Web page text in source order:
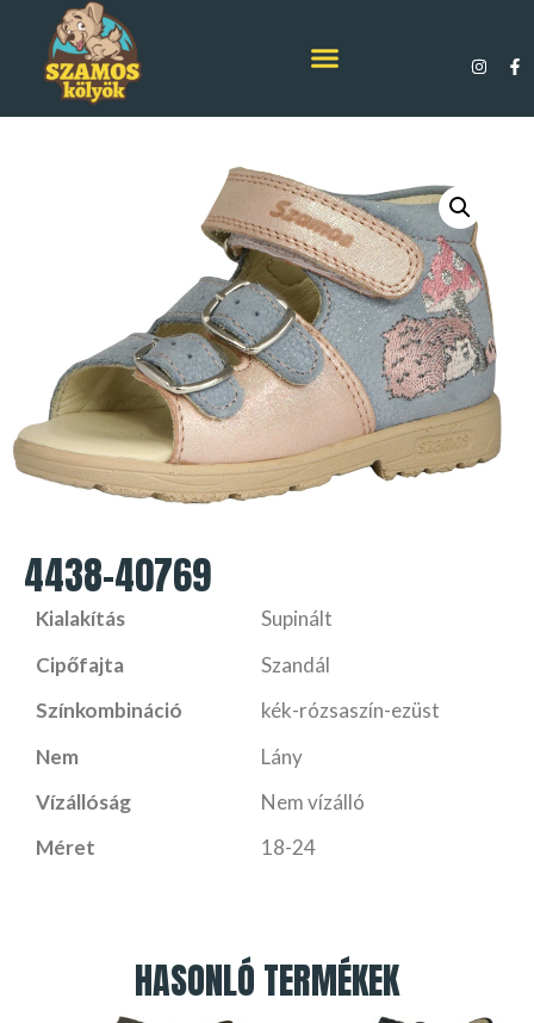
4438-40769
Kialakítás
Supinált
Cipőfajta
Szandál
Színkombináció
kék-rózsaszín-ezüst
Nem
Lány
Vízállóság
Nem vízálló
Méret
18-24
HASONLÓ TERMÉKEK